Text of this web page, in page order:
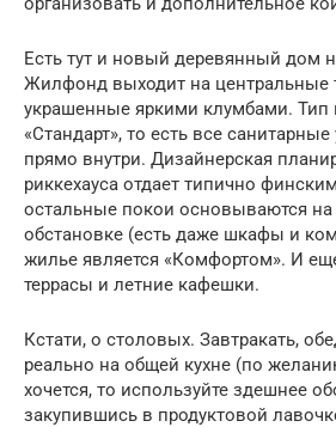
Есть тут и новый деревянный дом
Жилфонд выходит на центральные
украшенные яркими клумбами. Тип
«Стандарт», то есть все санитарные
прямо внутри. Дизайнерская
риккехауса отдает типично
остальные покои основываются на
обстановке (есть даже шкафы и
жилье является «Комфортом». И
террасы и летние кафешки.
Кстати, о столовых. Завтракать,
реально на общей кухне (по
хочется, то используйте здешнее
закупившись в продуктовой